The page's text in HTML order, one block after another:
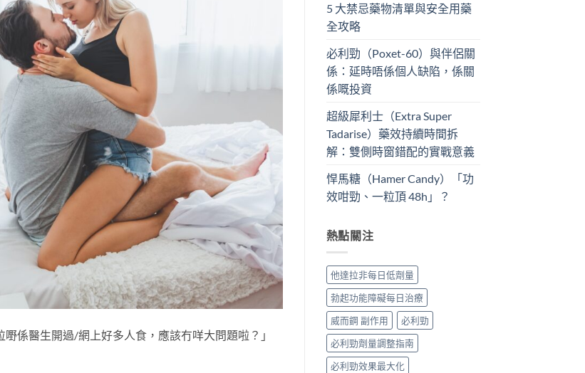
係醫生開過/網上好多人食，應該冇咩大問題啦？」
5 大禁忌藥物清單與安全用藥
全攻略
必利勁（Poxet-60）與伴侶關
係：延時唔係個人缺陷，係關
係嘅投資
超級犀利士（Extra Super
Tadarise）藥效持續時間拆
解：雙側時窗錯配的實戰意義
悍馬糖（Hamer Candy）「功
效咁勁、一粒頂 48h」？
熱點關注
他達拉非每日低劑量
勃起功能障礙每日治療
威而鋼 副作用
必利勁
必利勁劑量調整指南
必利勁效果最大化